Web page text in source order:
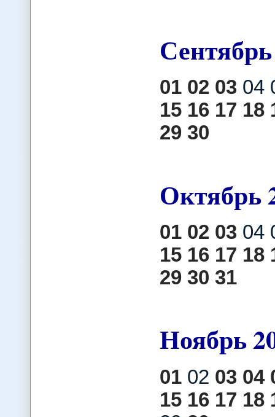
Сентябрь
01 02 0304
15 16 17 18
29 30
Октябрь
01 02 0304
15 16 17 18
29 30 31
Ноябрь
0102 03 04
15 16 17 18